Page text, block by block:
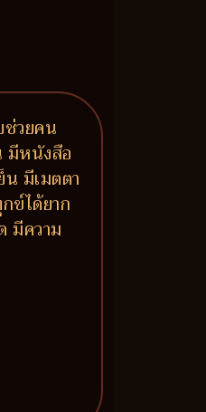
ช่วยคน
มีหนังสือ
มีเมตตา
ข์ได้ยาก
มีความ